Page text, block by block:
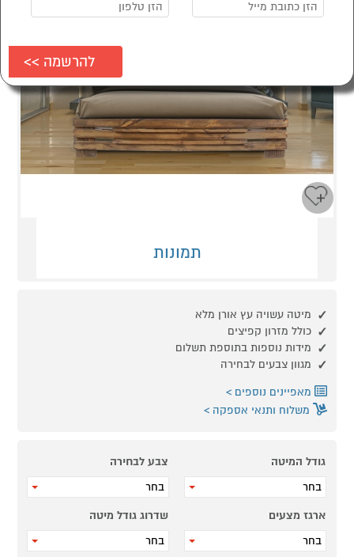
תמונות
מיטה עשויה עץ אורן מלא
כולל מזרון קפיצים
מידות נוספות בתוספת תשלום
מגוון צבעים לבחירה
מאפיינים נוספים
משלוח ותנאי אספקה
גודל המיטה
בחר
צבע לבחירה
בחר
ארגז מצעים
בחר
שדרוג גודל מיטה
בחר